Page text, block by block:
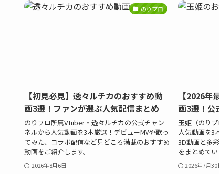
のりプロ
【初見必見】透々ルチカのおすすめ動
画3選！ファンが選ぶ人気配信まとめ
のりプロ所属VTuber・透々ルチカの公式チャン
ネルから人気動画を3本厳選！デビューMVや歌っ
てみた、コラボ配信など見どころ満載のおすすめ
動画をご紹介します。
2026年8月6日
【2026
画3選！公
玉姫（のり
人気動画を3
3D動画と多
をまとめてい
2026年7月30